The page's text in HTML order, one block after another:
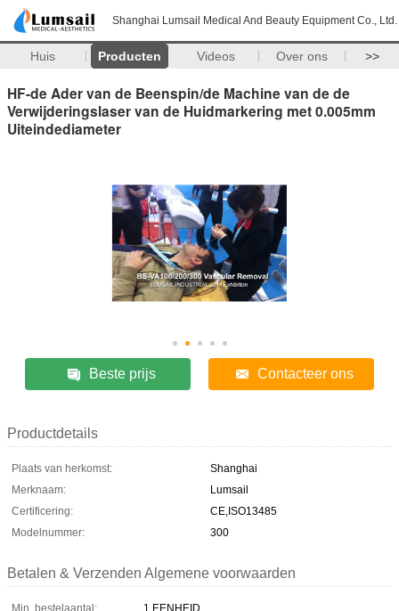
Shanghai Lumsail Medical And Beauty Equipment Co., Ltd.
Huis Producten Videos Over ons >>
HF-de Ader van de Beenspin/de Machine van de de
Verwijderingslaser van de Huidmarkering met 0.005mm
Uiteindediameter
Beste prijs Contacteer ons
Productdetails
Plaats van herkomst:
Shanghai
Merknaam:
Lumsail
Certificering:
CE,ISO13485
Modelnummer:
300
Betalen & Verzenden Algemene voorwaarden
Min. bestelaantal:
1 EENHEID